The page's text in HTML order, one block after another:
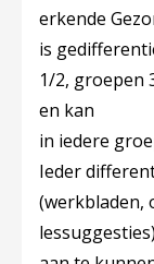
erkende
is
1/2, groepen
en kan
in iedere
Ieder
(werkbladen,